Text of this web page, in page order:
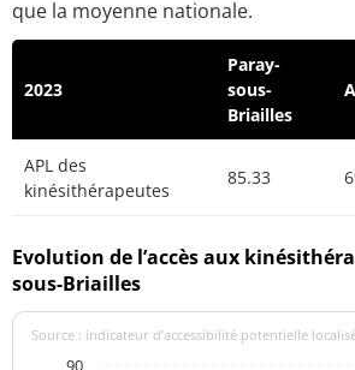
que la moyenne nationale.
2023
Paray-
sous-
Briailles
APL des
kinésithérapeutes
85.33
Evolution de l’accès aux
sous-Briailles
Source : indicateur d’accessibilité potentielle
90